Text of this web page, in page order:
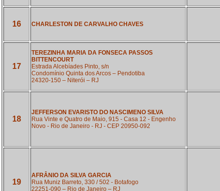
16 CHARLESTON DE CARVALHO CHAVES
17
TEREZINHA MARIA DA FONSECA PASSOS
BITTENCOURT
Estrada Alcebíades Pinto, s/n
Condomínio Quinta dos Arcos – Pendotiba
24320-150 – Niterói – RJ
18
JEFFERSON EVARISTO DO NASCIMENO SILVA
Rua Vinte e Quatro de Maio, 915 - Casa 12 - Engenho
Novo - Rio de Janeiro - RJ - CEP 20950-092
19
AFRÂNIO DA SILVA GARCIA
Rua Muniz Barreto, 330 / 502 - Botafogo
22251-090 – Rio de Janeiro – RJ